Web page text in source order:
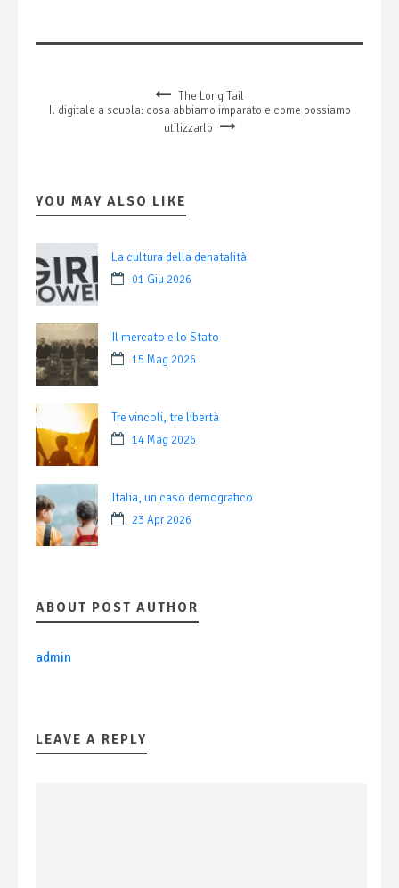
The Long Tail
Il digitale a scuola: cosa abbiamo imparato e come possiamo
utilizzarlo
YOU MAY ALSO LIKE
La cultura della denatalità
01 Giu 2026
Il mercato e lo Stato
15 Mag 2026
Tre vincoli, tre libertà
14 Mag 2026
Italia, un caso demografico
23 Apr 2026
ABOUT POST AUTHOR
admin
LEAVE A REPLY